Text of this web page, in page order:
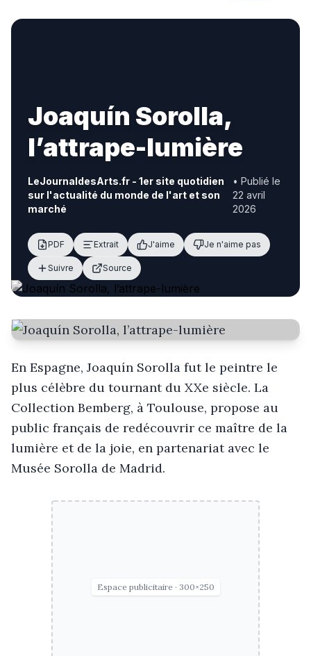
Joaquín Sorolla,
l’attrape-lumière
LeJournaldesArts.fr - 1er site quotidien
sur l'actualité du monde de l'art et son
marché
• Publié le
22 avril
2026
PDF Extrait J'aime Je n'aime pas
Suivre Source
En Espagne, Joaquín Sorolla fut le peintre le
plus célèbre du tournant du XXe siècle. La
Collection Bemberg, à Toulouse, propose au
public français de redécouvrir ce maître de la
lumière et de la joie, en partenariat avec le
Musée Sorolla de Madrid.
Espace publicitaire · 300×250